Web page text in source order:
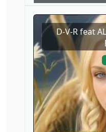
D-V-R feat